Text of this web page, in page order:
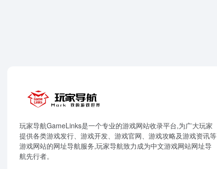
玩家导航GameLinks是一个专业的游戏网站收录平台,为广大玩家
提供各类游戏发行、游戏开发、游戏官网、游戏攻略及游戏资讯等
游戏网站的网址导航服务,玩家导航致力成为中文游戏网站网址导
航先行者。